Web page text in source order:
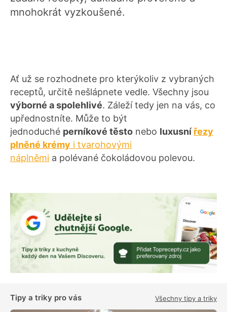
mnohokrát vyzkoušené.
Ať už se rozhodnete pro kterýkoliv z vybraných
receptů, určitě nešlápnete vedle. Všechny jsou
výborné a spolehlivé. Záleží tedy jen na vás, co
upřednostníte. Může to být
jednoduché perníkové těsto nebo luxusnířezy
plněné krémy i tvarohovými
náplněmi a polévané čokoládovou polevou.
Tipy a triky pro vás Všechny tipy a triky